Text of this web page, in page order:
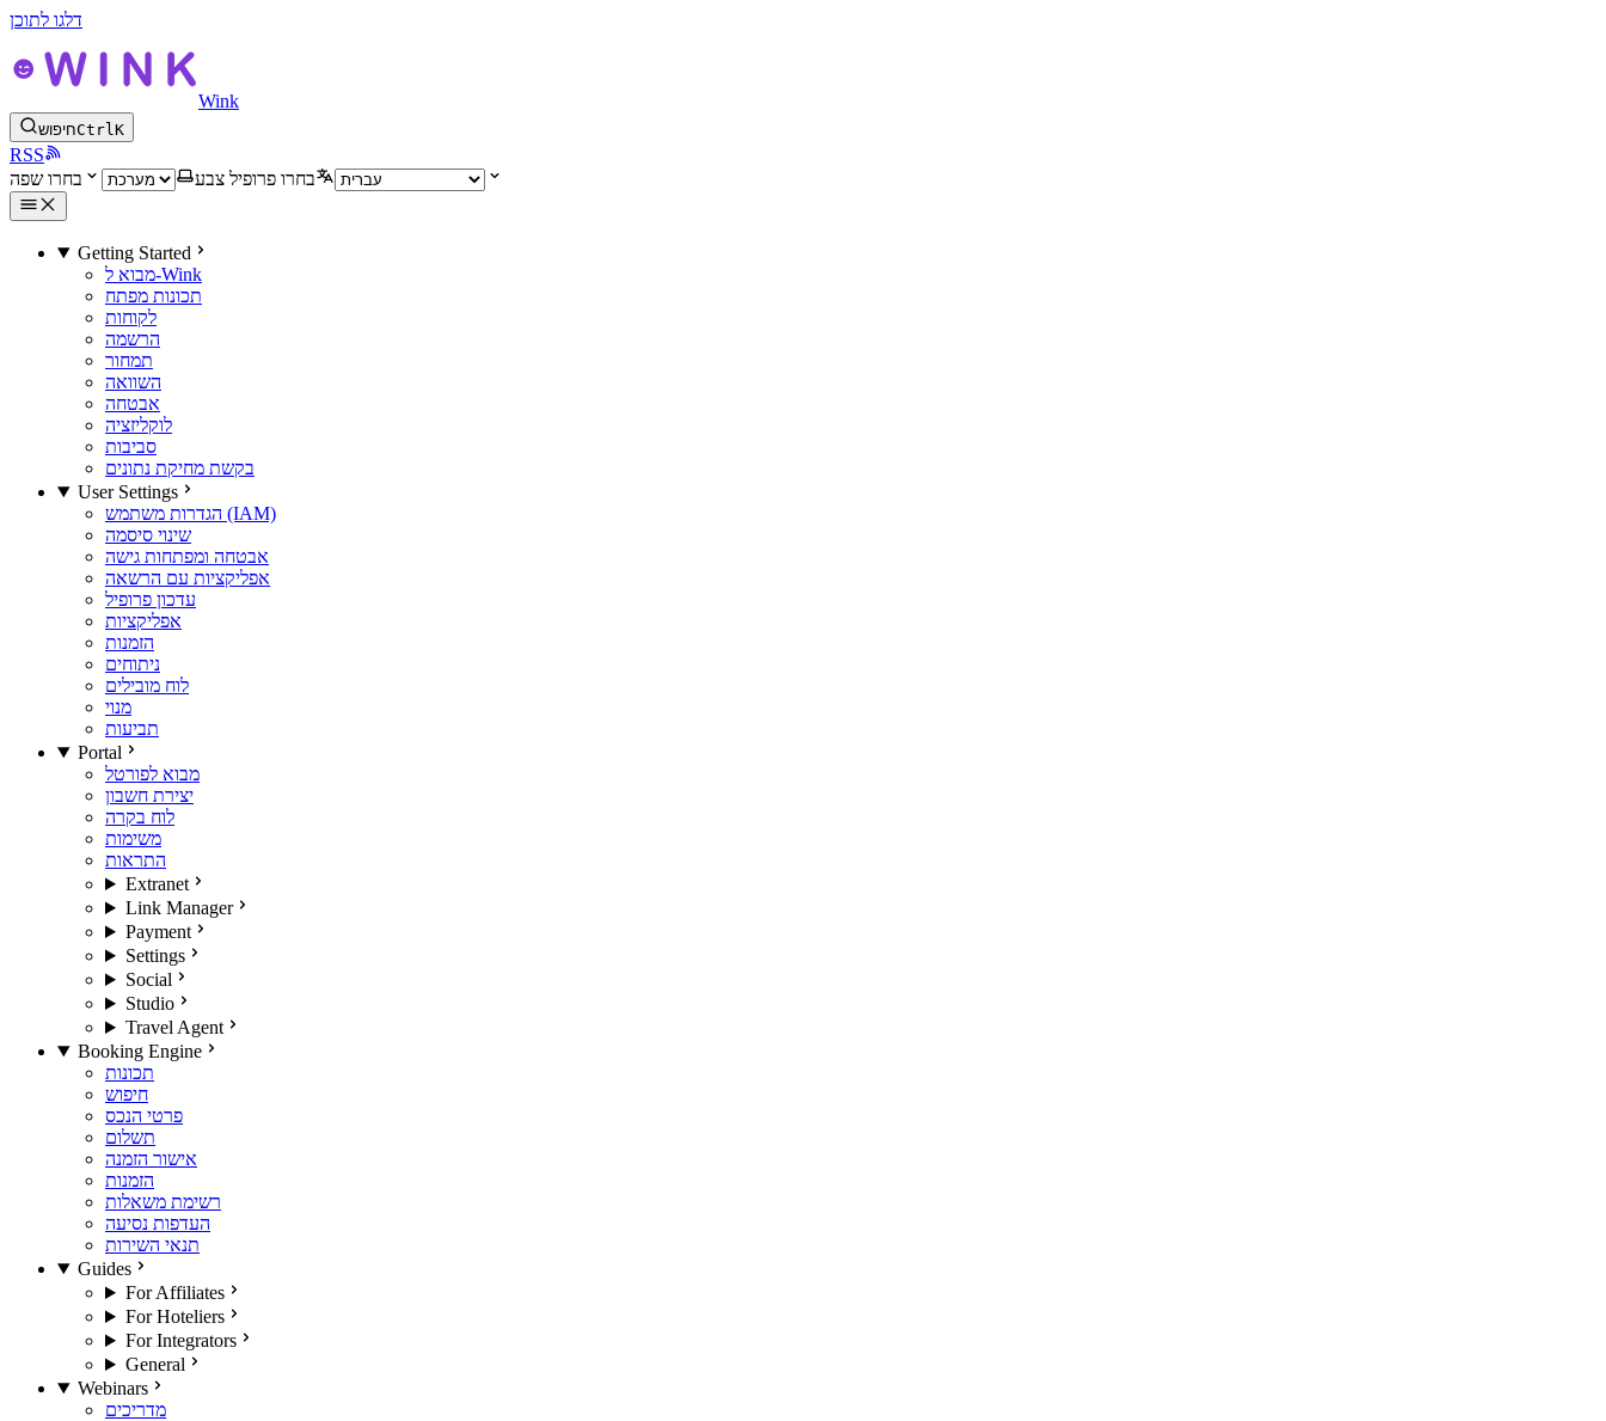
דלגו לתוכן
Wink
חיפושCtrlK
RSS
בחרו פרופיל צבע
בחרו שפה
Getting Started
מבוא ל-Wink
תכונות מפתח
לקוחות
הרשמה
תמחור
השוואה
אבטחה
לוקליזציה
סביבות
בקשת מחיקת נתונים
User Settings
הגדרות משתמש (IAM)
שינוי סיסמה
אבטחה ומפתחות גישה
אפליקציות עם הרשאה
עדכון פרופיל
אפליקציות
הזמנות
ניתוחים
לוח מובילים
מנוי
תביעות
Portal
מבוא לפורטל
יצירת חשבון
לוח בקרה
משימות
התראות
Extranet
Link Manager
Payment
Settings
Social
Studio
Travel Agent
Booking Engine
תכונות
חיפוש
פרטי הנכס
תשלום
אישור הזמנה
הזמנות
רשימת משאלות
העדפות נסיעה
תנאי השירות
Guides
For Affiliates
For Hoteliers
For Integrators
General
Webinars
מדריכים